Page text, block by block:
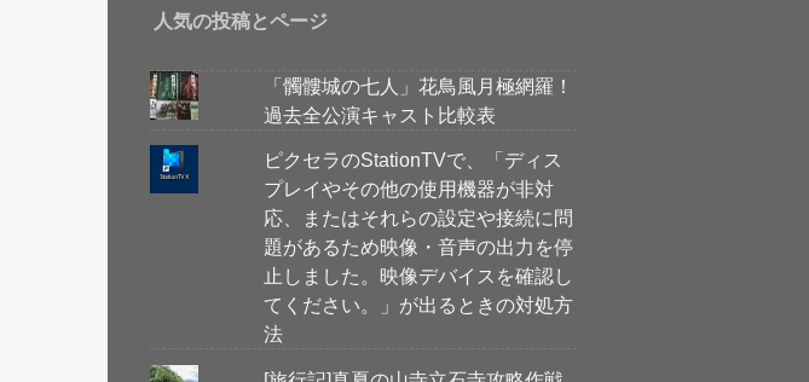
人気の投稿とページ
「髑髏城の七人」花鳥風月極網羅！
過去全公演キャスト比較表
ピクセラのStationTVで、「ディス
プレイやその他の使用機器が非対
応、またはそれらの設定や接続に問
題があるため映像・音声の出力を停
止しました。映像デバイスを確認し
てください。」が出るときの対処方
法